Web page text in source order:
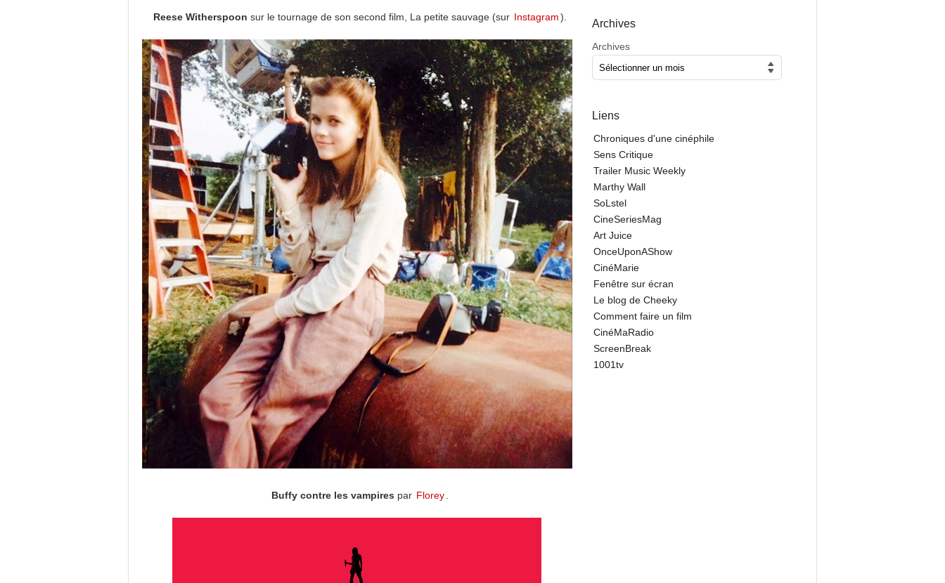
Reese Witherspoon sur le tournage de son second film, La petite sauvage (sur Instagram).
Buffy contre les vampires par Florey
Archives
Archives
Liens
Chroniques d'une cinéphile
Sens Critique
Trailer Music Weekly
Marthy Wall
SoLstel
CineSeriesMag
Art Juice
OnceUponAShow
CinéMarie
Fenêtre sur écran
Le blog de Cheeky
Comment faire un film
CinéMaRadio
ScreenBreak
1001tv